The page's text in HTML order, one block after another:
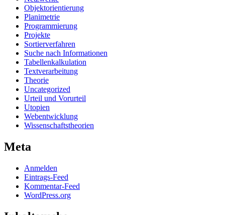
Objektorientierung
Planimetrie
Programmierung
Projekte
Sortierverfahren
Suche nach Informationen
Tabellenkalkulation
Textverarbeitung
Theorie
Uncategorized
Urteil und Vorurteil
Utopien
Webentwicklung
Wissenschaftstheorien
Meta
Anmelden
Eintrags-Feed
Kommentar-Feed
WordPress.org